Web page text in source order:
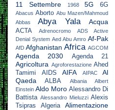
11 Settembre
1968 5G 6G
Abacus Aborto Abu Mazen/Mahmoud
Abbas
Abya Yala Acqua
ACTA Adrenocromo
ADS Active
Denial System Aed Abu Amro Af-Pak
AfD Afghanistan Africa AGCOM
Agenda 2030 Agenda 21
Agricoltura Agroforestazione Ahed
Tamimi
AIDS AIFA AIPAC
Al
Qaeda
ALBA Albania
Albert
Einstein Aldo Moro Alessandro Di
Battista Alessandro Mieluzzi Alexis
Tsipras
Algeria Alimentazione